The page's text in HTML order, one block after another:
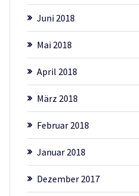
Juni 2018
Mai 2018
April 2018
März 2018
Februar 2018
Januar 2018
Dezember 2017